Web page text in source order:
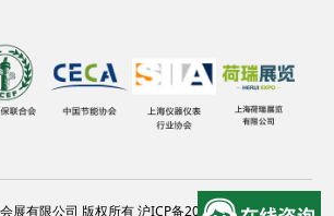
展有限公司 版权所有 沪ICP备20012314号-13